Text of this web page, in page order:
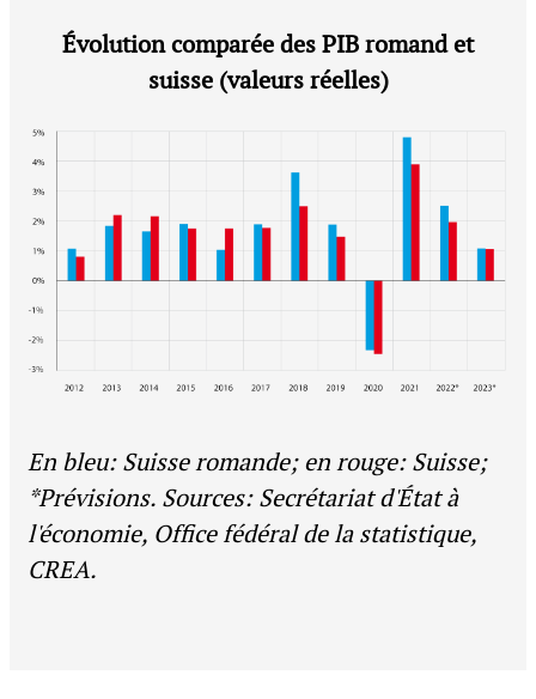
Évolution comparée des PIB romand et
suisse (valeurs réelles)
En bleu: Suisse romande; en rouge: Suisse;
*Prévisions. Sources: Secrétariat d'État à
l'économie, Office fédéral de la statistique,
CREA.